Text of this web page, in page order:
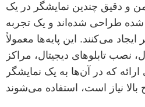
و دقیق چندین نمایشگر در یک
شده طراحی شده‌اند و یک تجربه
می‌کنند. این پایه‌ها معمولاً
نصب تابلوهای دیجیتال، مراکز
که در آن‌ها به یک نمایشگر